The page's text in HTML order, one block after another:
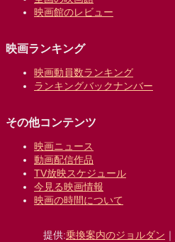
映画館のレビュー
映画ランキング
映画動員数ランキング
ランキングバックナンバー
その他コンテンツ
映画ニュース
動画配信作品
TV放映スケジュール
今見る映画情報
映画の時間について
提供:乗換案内のジョルダン ｜